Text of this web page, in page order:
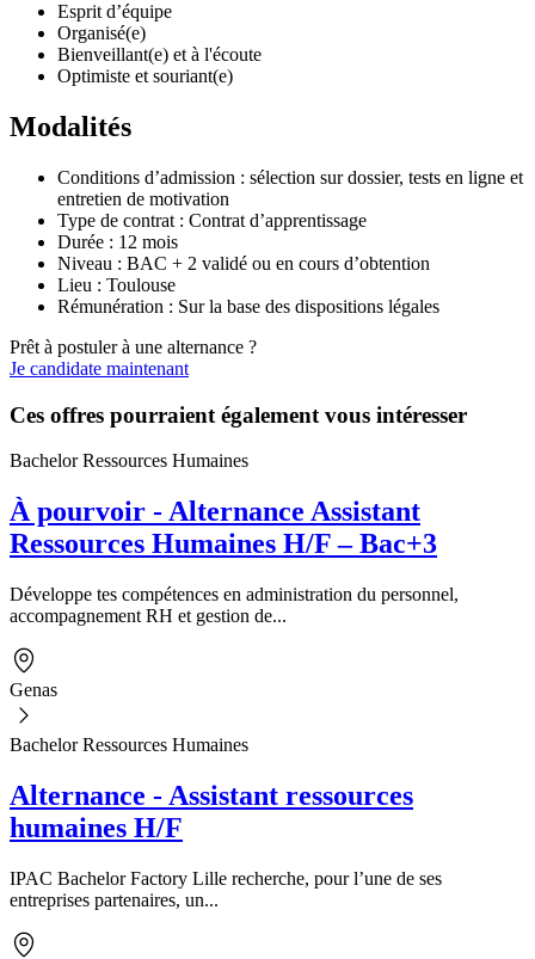
Esprit d’équipe
Organisé(e)
Bienveillant(e) et à l'écoute
Optimiste et souriant(e)
Modalités
Conditions d’admission : sélection sur dossier, tests en ligne et
entretien de motivation
Type de contrat : Contrat d’apprentissage
Durée : 12 mois
Niveau : BAC + 2 validé ou en cours d’obtention
Lieu : Toulouse
Rémunération : Sur la base des dispositions légales
Prêt à postuler à une alternance ?
Je candidate maintenant
Ces offres pourraient également vous intéresser
Bachelor Ressources Humaines
À pourvoir - Alternance Assistant
Ressources Humaines H/F – Bac+3
Développe tes compétences en administration du personnel,
accompagnement RH et gestion de...
Genas
Bachelor Ressources Humaines
Alternance - Assistant ressources
humaines H/F
IPAC Bachelor Factory Lille recherche, pour l’une de ses
entreprises partenaires, un...